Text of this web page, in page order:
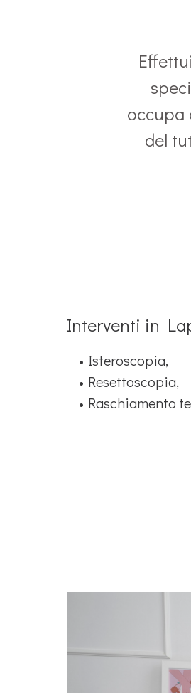
occupa
del
Interventi in
Isteroscopia,
Resettoscopia,
Raschiamento